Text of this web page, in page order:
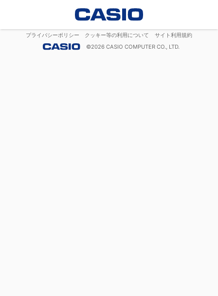
プライバシーポリシー クッキー等の利用について
サイト利用規約
©2026 CASIO COMPUTER CO., LTD.